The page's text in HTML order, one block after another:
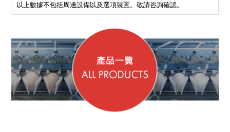
以上數據不包括周邊設備以及選項裝置。敬請咨詢確認。